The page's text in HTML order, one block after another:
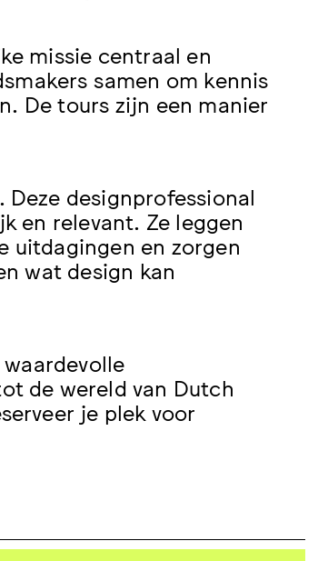
missie centraal en
samen om kennis
De tours zijn een manier
designprofessional
en relevant. Ze leggen
uitdagingen en zorgen
wat design kan
de wereld van Dutch
je plek voor